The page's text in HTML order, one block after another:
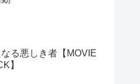
る悪しき者【MOVIE
】